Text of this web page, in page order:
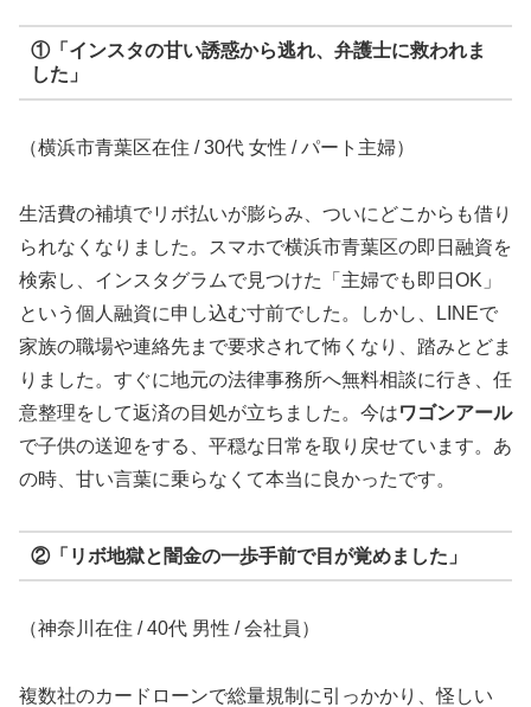
①「インスタの甘い誘惑から逃れ、弁護士に救われま
した」
（横浜市青葉区在住 / 30代 女性 / パート主婦）
生活費の補填でリボ払いが膨らみ、ついにどこからも借り
られなくなりました。スマホで横浜市青葉区の即日融資を
検索し、インスタグラムで見つけた「主婦でも即日OK」
という個人融資に申し込む寸前でした。しかし、LINEで
家族の職場や連絡先まで要求されて怖くなり、踏みとどま
りました。すぐに地元の法律事務所へ無料相談に行き、任
意整理をして返済の目処が立ちました。今はワゴンアール
で子供の送迎をする、平穏な日常を取り戻せています。あ
の時、甘い言葉に乗らなくて本当に良かったです。
②「リボ地獄と闇金の一歩手前で目が覚めました」
（神奈川在住 / 40代 男性 / 会社員）
複数社のカードローンで総量規制に引っかかり、怪しい